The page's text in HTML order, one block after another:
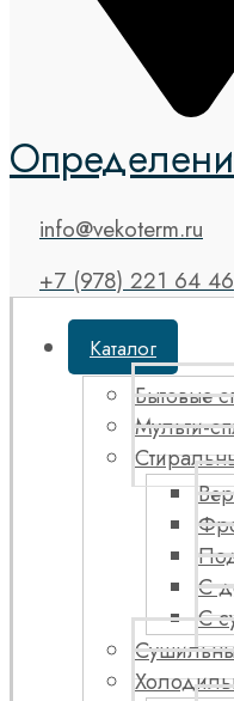
info@vekoterm.ru
+7 (978) 221 64 46
Каталог
Бытовые
Мульти-
С
С